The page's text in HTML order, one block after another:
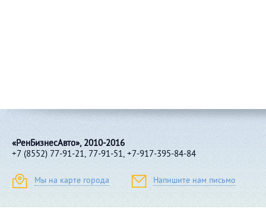
«РенБизнесАвто», 2010-2016
+7 (8552) 77-91-21, 77-91-51, +7-917-395-84-84
Мы на карте города Напишите нам письмо